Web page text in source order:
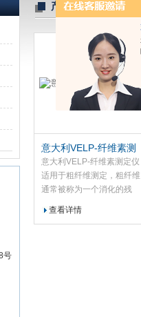
责任公司
号
产品展示
意大利VELP-纤维素测
定仪
意大利VELP-纤维素测定仪
适用于粗纤维测定，粗纤维
通常被称为一个消化的残
粗纤维的测定，粗纤维即是
查看详情